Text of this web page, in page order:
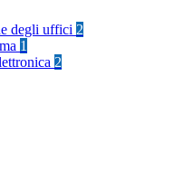
degli uffici 2
1
2